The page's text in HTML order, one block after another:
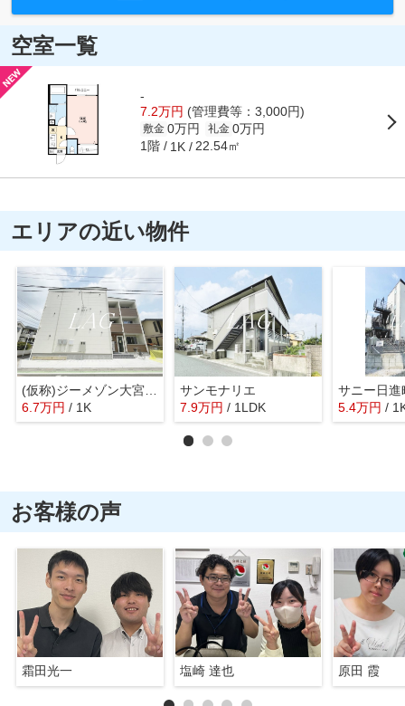
空室一覧
-
7.2万円 (管理費等：3,000円)
敷金 0万円 礼金 0万円
1階 1K 22.54㎡
エリアの近い物件
(仮称)ジーメゾン大宮宮原町
6.7万円 / 1K
サンモナリエ
7.9万円 / 1LDK
サニー日進
5.4万円 /
お客様の声
霜田光一 塩崎 達也 原田 霞